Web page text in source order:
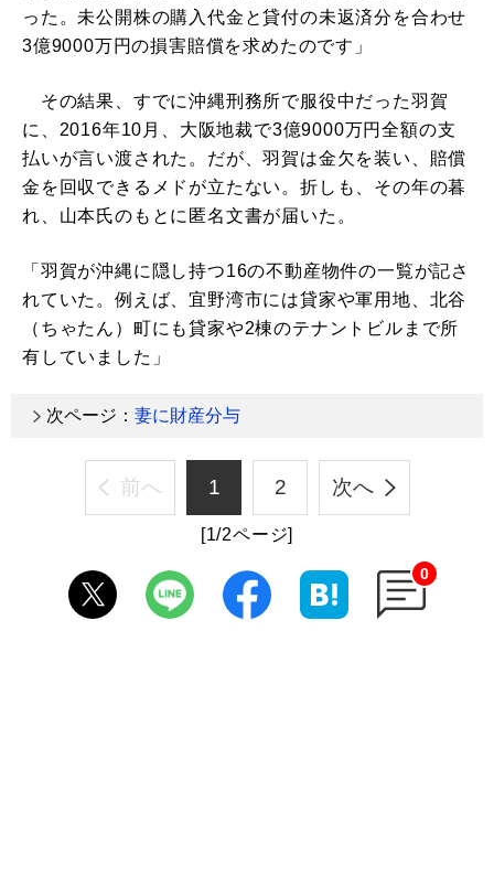
った。未公開株の購入代金と貸付の未返済分を合わせ
3億9000万円の損害賠償を求めたのです」
その結果、すでに沖縄刑務所で服役中だった羽賀
に、2016年10月、大阪地裁で3億9000万円全額の支
払いが言い渡された。だが、羽賀は金欠を装い、賠償
金を回収できるメドが立たない。折しも、その年の暮
れ、山本氏のもとに匿名文書が届いた。
「羽賀が沖縄に隠し持つ16の不動産物件の一覧が記さ
れていた。例えば、宜野湾市には貸家や軍用地、北谷
（ちゃたん）町にも貸家や2棟のテナントビルまで所
有していました」
次ページ： 妻に財産分与
前へ 1 2 次へ
[1/2ページ]
0